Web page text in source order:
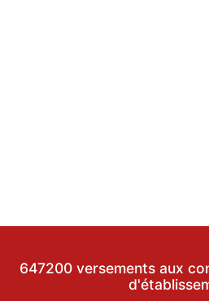
647200 versements aux